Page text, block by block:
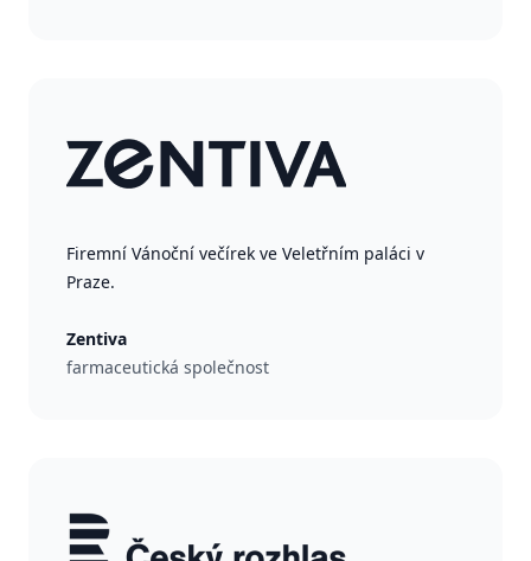
Firemní Vánoční večírek ve Veletřním paláci v
Praze.
Zentiva
farmaceutická společnost